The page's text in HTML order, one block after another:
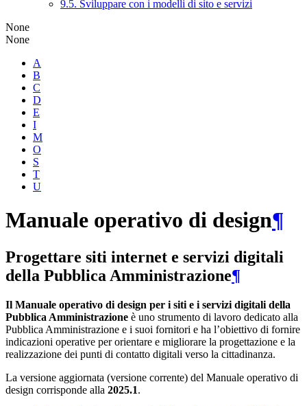
9.5. Sviluppare con i modelli di sito e servizi
None
None
A
B
C
D
E
I
M
O
S
T
U
Manuale operativo di design¶
Progettare siti internet e servizi digitali
della Pubblica Amministrazione¶
Il Manuale operativo di design per i siti e i servizi digitali della
Pubblica Amministrazione è uno strumento di lavoro dedicato alla
Pubblica Amministrazione e i suoi fornitori e ha l’obiettivo di fornire
indicazioni operative per orientare e migliorare la progettazione e la
realizzazione dei punti di contatto digitali verso la cittadinanza.
La versione aggiornata (versione corrente) del Manuale operativo di
design corrisponde alla 2025.1.